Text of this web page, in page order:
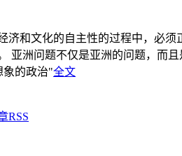
济和文化的自主性的过程中，必
亚洲问题不仅是亚洲的问题，而
象的政治"全文